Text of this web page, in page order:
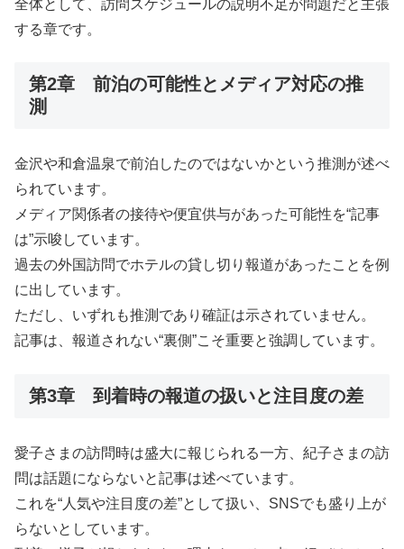
全体として、訪問スケジュールの説明不足が問題だと主張
する章です。
第2章 前泊の可能性とメディア対応の推
測
金沢や和倉温泉で前泊したのではないかという推測が述べ
られています。
メディア関係者の接待や便宜供与があった可能性を“記事
は”示唆しています。
過去の外国訪問でホテルの貸し切り報道があったことを例
に出しています。
ただし、いずれも推測であり確証は示されていません。
記事は、報道されない“裏側”こそ重要と強調しています。
第3章 到着時の報道の扱いと注目度の差
愛子さまの訪問時は盛大に報じられる一方、紀子さまの訪
問は話題にならないと記事は述べています。
これを“人気や注目度の差”として扱い、SNSでも盛り上が
らないとしています。